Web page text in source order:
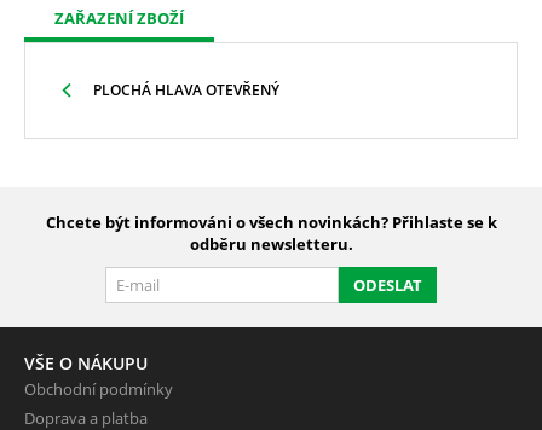
ZAŘAZENÍ ZBOŽÍ
PLOCHÁ HLAVA OTEVŘENÝ
Chcete být informováni o všech novinkách? Přihlaste se k
odběru newsletteru.
ODESLAT
VŠE O NÁKUPU
Obchodní podmínky
Doprava a platba